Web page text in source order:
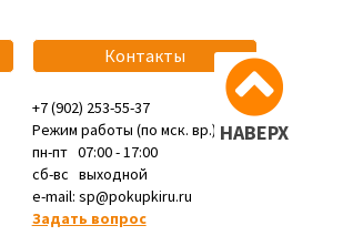
НАВЕРХ
Контакты
+7 (902) 253-55-37
Режим работы (по мск. вр.):
пн-пт 07:00 - 17:00
сб-вс выходной
e-mail: sp@pokupkiru.ru
Задать вопрос